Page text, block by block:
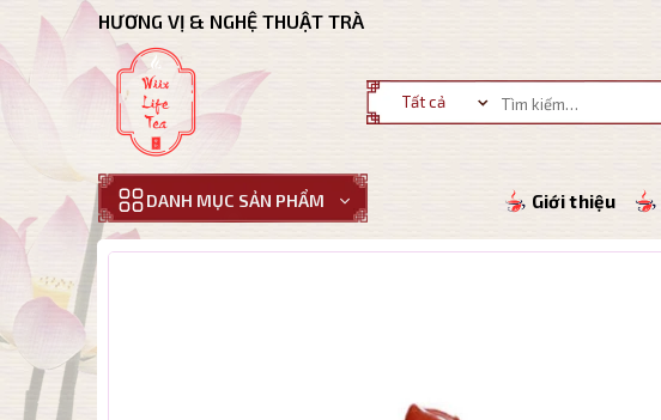
qua
nội
HƯƠNG VỊ & NGHỆ THUẬT TRÀ
kiếm:
DANH MỤC SẢN PHẨM Giới thiệu